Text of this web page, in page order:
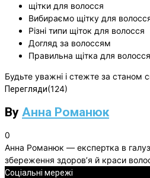
щітки для волосся
Вибираємо щітку для
Різні типи щіток для волосся
Догляд за волоссям
Правильна щітка для волосся
Будьте уважні і стежте за станом
Перегляди(124)
By Анна Романюк
0
Анна Романюк — експертка в
збереження здоров’я й краси
Соціальні мережі